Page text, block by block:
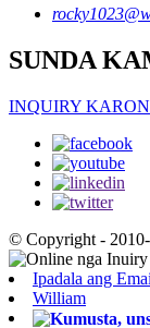
SUNDA
INQUIRY KARON
© Copyright - 2010-
Ipadala ang
William